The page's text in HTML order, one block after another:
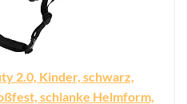
2.0, Kinder, schwarz,
schlanke Helmform,